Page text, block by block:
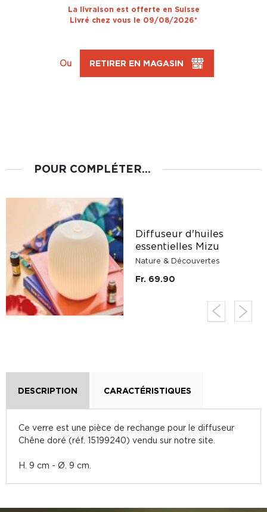
La livraison est offerte en Suisse
Livré chez vous le 09/08/2026*
Ou RETIRER EN MAGASIN
POUR COMPLÉTER...
Diffuseur d'huiles
essentielles Mizu
Nature & Découvertes
Fr. 69.90
DESCRIPTION CARACTÉRISTIQUES
Ce verre est une pièce de rechange pour le diffuseur
Chêne doré (réf. 15199240) vendu sur notre site.
H. 9 cm - Ø. 9 cm.